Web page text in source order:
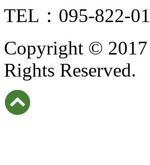
TEL：095-822-
Copyright ©
Rights Reserved.